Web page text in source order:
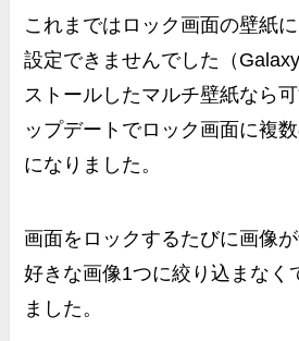
これまではロック画面の壁紙
設定できませんでした（
ストールしたマルチ壁紙なら
ップデートでロック画面に複
になりました。
画面をロックするたびに画像
好きな画像1つに絞り込まなく
ました。